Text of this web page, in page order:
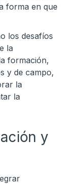
forma en que
los desafíos
la
formación,
y de campo,
la
la
y